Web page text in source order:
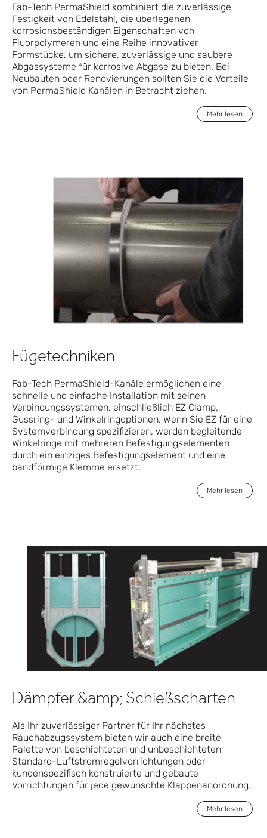
Fab-Tech PermaShield kombiniert die zuverlässige
Festigkeit von Edelstahl, die überlegenen
korrosionsbeständigen Eigenschaften von
Fluorpolymeren und eine Reihe innovativer
Formstücke, um sichere, zuverlässige und saubere
Abgassysteme für korrosive Abgase zu bieten. Bei
Neubauten oder Renovierungen sollten Sie die Vorteile
von PermaShield Kanälen in Betracht ziehen.
Mehr lesen
Fügetechniken
Fab-Tech PermaShield-Kanäle ermöglichen eine
schnelle und einfache Installation mit seinen
Verbindungssystemen, einschließlich EZ Clamp,
Gussring- und Winkelringoptionen. Wenn Sie EZ für eine
Systemverbindung spezifizieren, werden begleitende
Winkelringe mit mehreren Befestigungselementen
durch ein einziges Befestigungselement und eine
bandförmige Klemme ersetzt.
Mehr lesen
Dämpfer &amp; Schießscharten
Als Ihr zuverlässiger Partner für Ihr nächstes
Rauchabzugssystem bieten wir auch eine breite
Palette von beschichteten und unbeschichteten
Standard-Luftstromregelvorrichtungen oder
kundenspezifisch konstruierte und gebaute
Vorrichtungen für jede gewünschte Klappenanordnung.
Mehr lesen